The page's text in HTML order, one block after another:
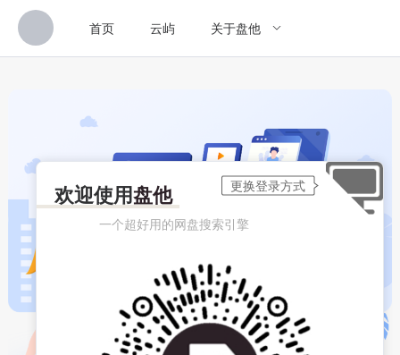
首页 云屿 关于盘他
欢迎使用盘他
一个超好用的网盘搜索引擎